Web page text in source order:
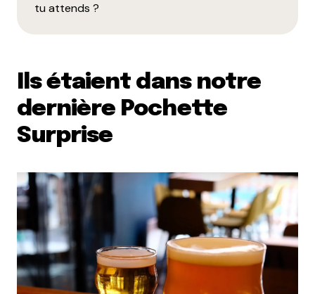
tu attends ?
Ils étaient dans notre
dernière Pochette
Surprise